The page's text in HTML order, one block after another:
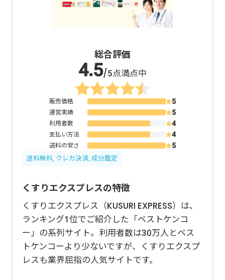
総合評価
/5点満点中
販売価格
運営実績
利用者数
支払い方法
送料の安さ
送料無料, クレカ決済, 成分鑑定
くすりエクスプレスの特徴
くすりエクスプレス（KUSURI EXPRESS）は、
ランキング1位でご紹介した「ベストケンコ
ー」の系列サイト。利用者数は30万人とベス
トケンコーより少ないですが、くすりエクスプ
レスも業界屈指の人気サイトです。